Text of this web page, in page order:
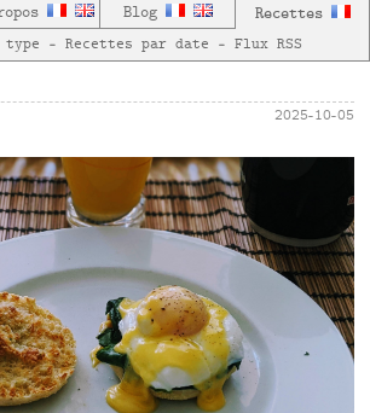
Blog Recettes
type — Recettes par date — Flux RSS
2025-10-05